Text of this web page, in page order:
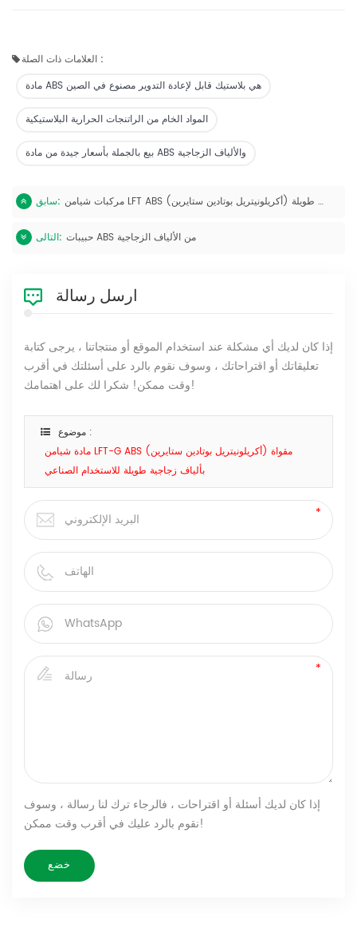
العلامات ذات الصلة :
مادة ABS هي بلاستيك قابل لإعادة التدوير مصنوع في الصين
المواد الخام من الراتنجات الحرارية البلاستيكية
بيع بالجملة بأسعار جيدة من مادة ABS والألياف الزجاجية
سابق: مركبات شيامن LFT ABS (أكريلونيتريل بوتادين ستايرين) الحرارية المقواة بألياف زجاجية طويلة
التالى: حبيبات ABS من الألياف الزجاجية
ارسل رسالة
إذا كان لديك أي مشكلة عند استخدام الموقع أو منتجاتنا ، يرجى كتابة
تعليقاتك أو اقتراحاتك ، وسوف نقوم بالرد على أسئلتك في أقرب
وقت ممكن! شكرا لك على اهتمامك!
موضوع :
مادة شيامن LFT-G ABS (أكريلونيتريل بوتادين ستايرين) مقواة
بألياف زجاجية طويلة للاستخدام الصناعي
إذا كان لديك أسئلة أو اقتراحات ، فالرجاء ترك لنا رسالة ، وسوف
نقوم بالرد عليك في أقرب وقت ممكن!